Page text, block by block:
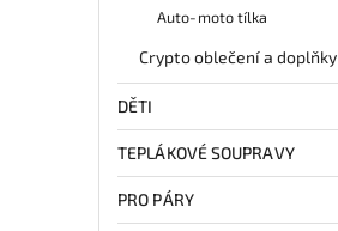
Auto-moto tílka
Crypto oblečení a doplňky
DĚTI
TEPLÁKOVÉ SOUPRAVY
PRO PÁRY